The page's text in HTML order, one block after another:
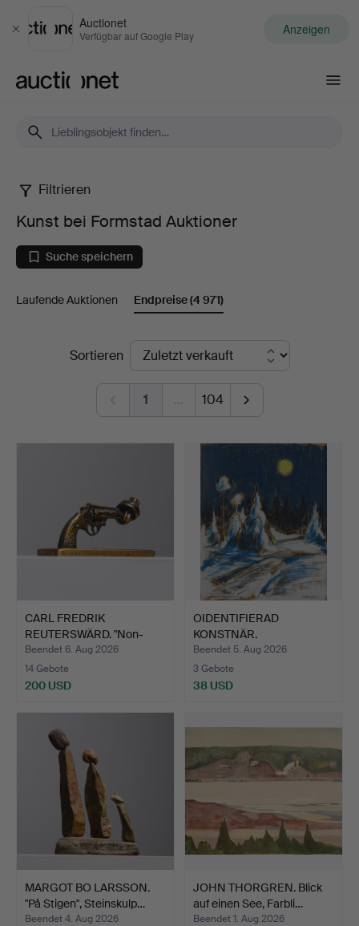
Schließen
Auctionet
Verfügbar auf Google Play Anzeigen
Kunst
bei
Formstad
Auktioner
Filtrieren
Kunst bei Formstad Auktioner
Suche speichern
Laufende Auktionen Endpreise(4 971)
EndpreiseSortieren
1 … 104
CARL FREDRIK
REUTERSWÄRD. "Non-
Violence", …
Beendet 6. Aug 2026
14 Gebote
200 USD
OIDENTIFIERAD
KONSTNÄR.
Winterlandschaft, …
Beendet 5. Aug 2026
3 Gebote
38 USD
MARGOT BO LARSSON.
"På Stigen", Steinskulp…
Beendet 4. Aug 2026
JOHN THORGREN. Blick
auf einen See, Farbli…
Beendet 1. Aug 2026